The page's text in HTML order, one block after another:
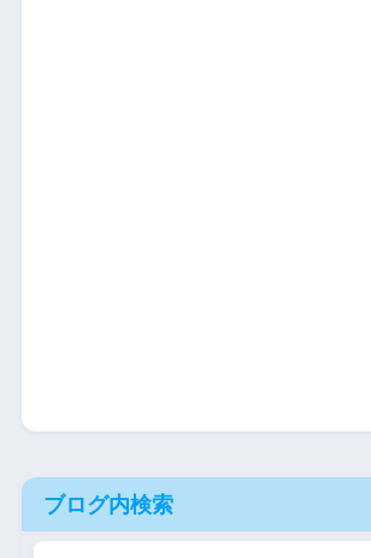
ブログ内検索